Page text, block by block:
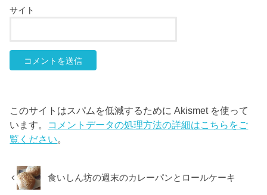
サイト
このサイトはスパムを低減するために Akismet を使って
います。 コメントデータの処理方法の詳細はこちらをご
覧ください。
食いしん坊の週末のカレーパンとロールケーキ